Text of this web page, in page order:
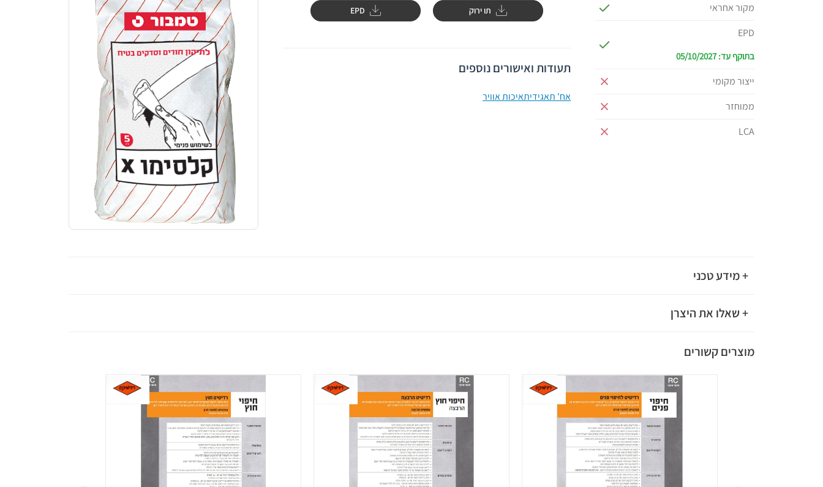
מקור אחראי
EPD
בתוקף עד: 05/10/2027
ייצור מקומי
ממוחזר
LCA
תו ירוק EPD
תעודות ואישורים נוספים
אח' תאגידיתאיכות אוויר
+ מידע טכני
+ שאלו את היצרן
מוצרים קשורים